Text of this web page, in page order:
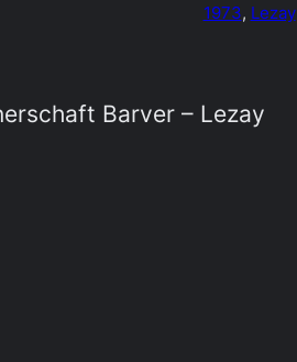
1973, Lezay
Barver – Lezay